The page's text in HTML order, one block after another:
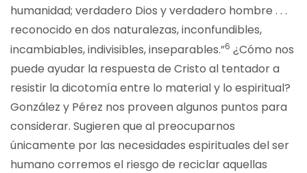
humanidad; verdadero Dios y verdadero hombre . . .
reconocido en dos naturalezas, inconfundibles,
incambiables, indivisibles, inseparables.”6 ¿Cómo nos
puede ayudar la respuesta de Cristo al tentador a
resistir la dicotomía entre lo material y lo espiritual?
González y Pérez nos proveen algunos puntos para
considerar. Sugieren que al preocuparnos
únicamente por las necesidades espirituales del ser
humano corremos el riesgo de reciclar aquellas